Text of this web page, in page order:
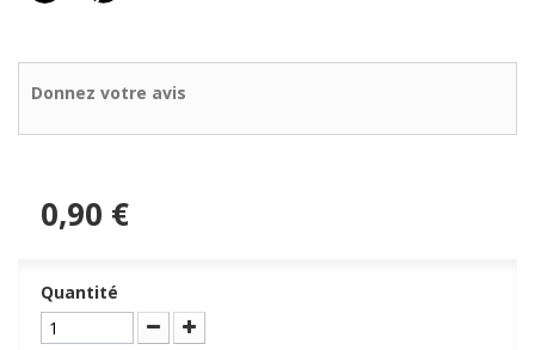
Donnez votre avis
0,90 €
Quantité